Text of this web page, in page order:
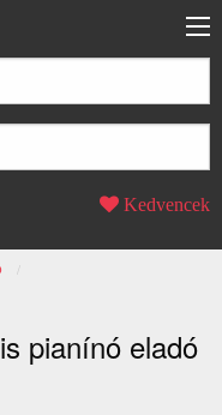
Kedvencek
pianínó eladó